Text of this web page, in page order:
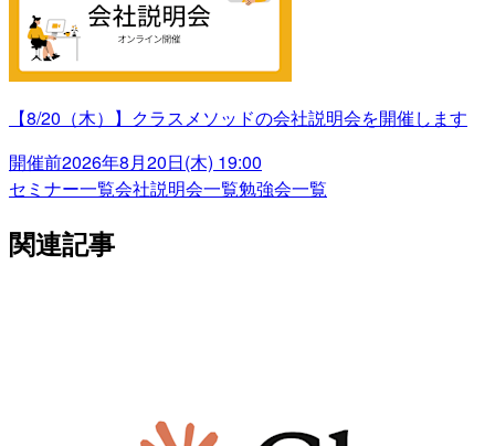
【8/20（木）】クラスメソッドの会社説明会を開催します
開催前2026年8月20日(木) 19:00
セミナー一覧会社説明会一覧勉強会一覧
関連記事